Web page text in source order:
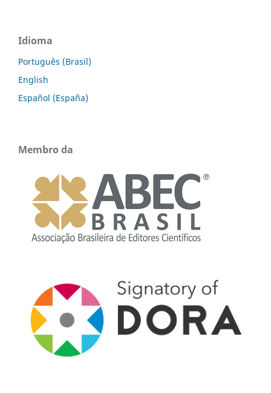
Idioma
Português (Brasil)
English
Español (España)
Membro da